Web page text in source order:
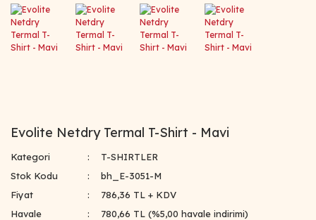
Evolite Netdry Termal T-Shirt - Mavi
Kategori
T-SHIRTLER
Stok Kodu
bh_E-3051-M
Fiyat
786,36 TL + KDV
Havale
780,66 TL (%5,00 havale indirimi)